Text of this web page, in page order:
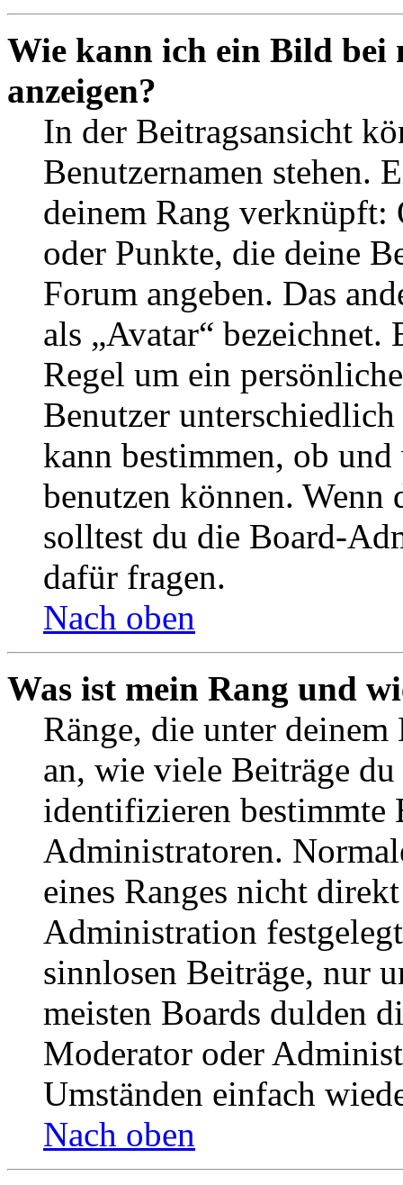
Wie kann ich ein Bild bei
anzeigen?
In der Beitragsansicht
Benutzernamen stehen.
deinem Rang verknüpft:
oder Punkte, die deine
Forum angeben. Das
als „Avatar“
Regel um ein
Benutzer
kann bestimmen, ob
benutzen können. Wenn
solltest du die Board-
dafür fragen.
Nach oben
Was ist mein Rang und
Ränge, die unter deinem
an, wie viele Beiträge
identifizieren bestimmte
Administratoren.
eines Ranges nicht
Administration
sinnlosen Beiträge, nur
meisten Boards dulden
Moderator oder
Umständen einfach
Nach oben